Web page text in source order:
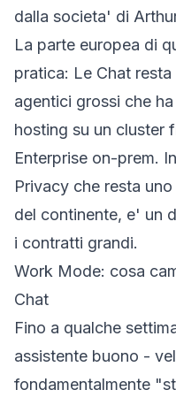
dalla societa' di
La parte europea di
pratica: Le Chat
agentici grossi che ha
hosting su un cluster
Enterprise on-prem.
Privacy che resta
del continente, e' un
i contratti grandi.
Work Mode: cosa
Chat
Fino a qualche
assistente buono -
fondamentalmente